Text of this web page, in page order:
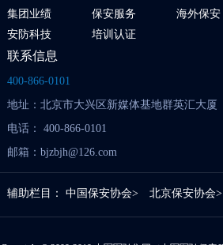
集团业绩
保安服务 海外保安
安防科技
培训认证
联系信息
400-866-0101
地址：北京市大兴区新媒体基地群英汇大厦
电话： 400-866-0101
邮箱：bjzbjh@126.com
辅助栏目： 中国保安协会> 北京保安协会>